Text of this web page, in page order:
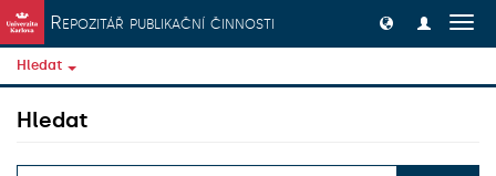
Přeskočit na obsah
Repozitář publikační činnosti
Hledat
Hledat